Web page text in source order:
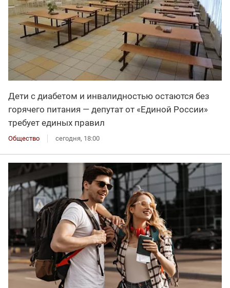
Дети с диабетом и инвалидностью остаются без
горячего питания — депутат от «Единой России»
требует единых правил
Общество сегодня, 18:00